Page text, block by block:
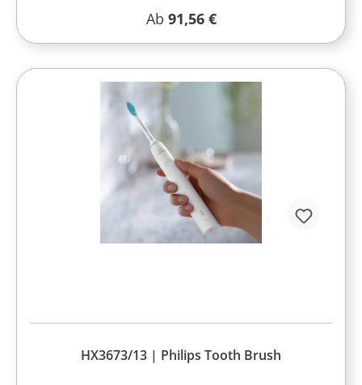
Regulärer Preis:
Ab 91,56 €
HX3673/13 | Philips Tooth Brush